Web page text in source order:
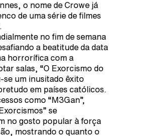
o nome de Crowe já
de uma série de filmes
no fim de semana
a beatitude da data
horrorífica com a
salas, “O Exorcismo do
se um inusitado êxito
em países católicos.
como “M3Gan”,
se
no gosto popular à força
mostrando o quanto o